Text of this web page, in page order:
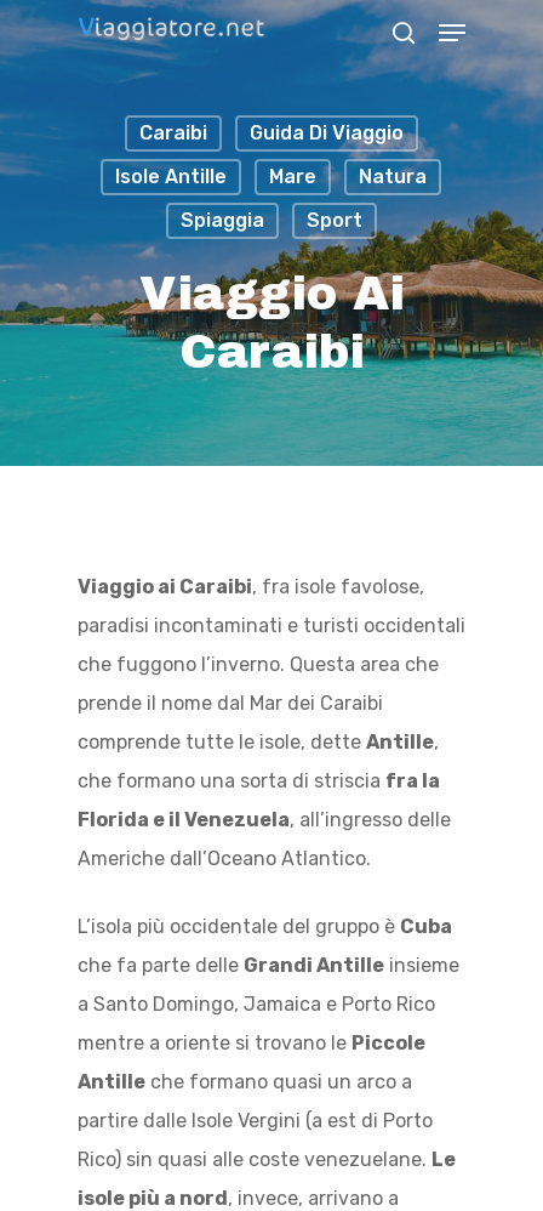
Skip
to
content
search
Menu
Caraibi
Guida Di Viaggio
Isole Antille
Mare
Natura
Spiaggia
Sport
Viaggio Ai
Caraibi
Viaggio ai Caraibi, fra isole favolose,
paradisi incontaminati e turisti occidentali
che fuggono l’inverno. Questa area che
prende il nome dal Mar dei Caraibi
comprende tutte le isole, dette Antille,
che formano una sorta di striscia fra la
Florida e il Venezuela, all’ingresso delle
Americhe dall’Oceano Atlantico.
L’isola più occidentale del gruppo è Cuba
che fa parte delle Grandi Antille insieme
a Santo Domingo, Jamaica e Porto Rico
mentre a oriente si trovano le Piccole
Antille che formano quasi un arco a
partire dalle Isole Vergini (a est di Porto
Rico) sin quasi alle coste venezuelane. Le
isole più a nord, invece, arrivano a
Close
Menu